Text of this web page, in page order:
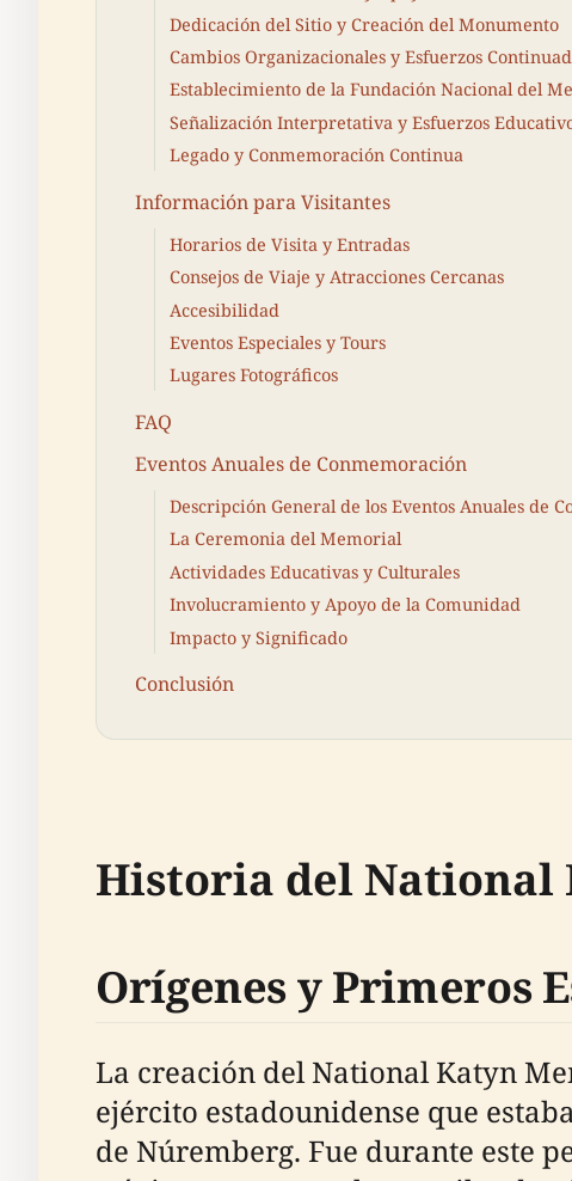
Dedicación del Sitio y Creación del Monumento
Cambios Organizacionales y Esfuerzos
Establecimiento de la Fundación Nacional del
Señalización Interpretativa y Esfuerzos
Legado y Conmemoración Continua
Información para Visitantes
Horarios de Visita y Entradas
Consejos de Viaje y Atracciones Cercanas
Accesibilidad
Eventos Especiales y Tours
Lugares Fotográficos
FAQ
Eventos Anuales de Conmemoración
Descripción General de los Eventos Anuales de
La Ceremonia del Memorial
Actividades Educativas y Culturales
Involucramiento y Apoyo de la Comunidad
Impacto y Significado
Conclusión
Historia del National
Orígenes y Primeros
La creación del National Katyn
ejército estadounidense que
de Núremberg. Fue durante este